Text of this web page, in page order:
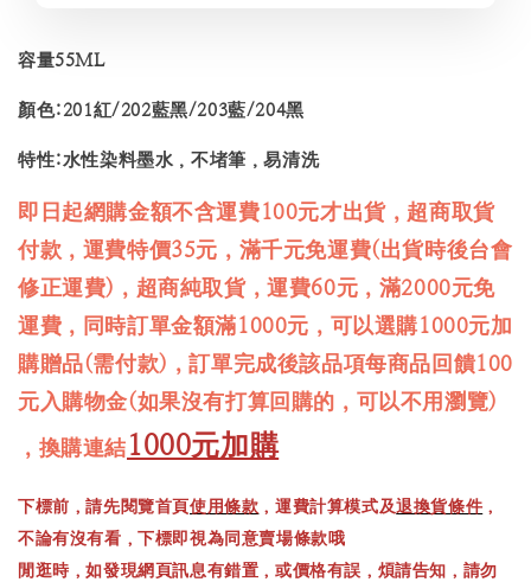
容量55ML
顏色:201紅/202藍黑/203藍/204黑
特性:水性染料墨水，不堵筆，易清洗
即日起網購金額不含運費100元才出貨，超商取貨
付款，運費特價35元，滿千元免運費(出貨時後台會
修正運費)，超商純取貨，運費60元，滿2000元免
運費，同時訂單金額滿1000元，可以選購1000元加
購贈品(需付款)，訂單完成後該品項每商品回饋100
元入購物金(如果沒有打算回購的，可以不用瀏覽)
，換購連結1000元加購
下標前，請先閱覽首頁使用條款 ，運費計算模式及退換貨條件 ，
不論有沒有看，下標即視為同意賣場條款哦
閒逛時，如發現網頁訊息有錯置，或價格有誤，煩請告知，請勿